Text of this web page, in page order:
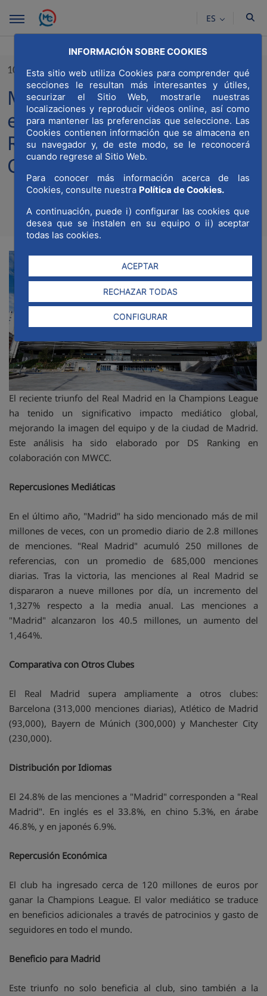
Saltar al contenido principal
INFORMACIÓN SOBRE COOKIES
Esta sitio web utiliza Cookies para comprender qué
secciones le resultan más interesantes y útiles,
securizar el Sitio Web, mostrarle nuestras
localizaciones y reproducir videos online, así como
para mantener las preferencias que seleccione. Las
Cookies contienen información que se almacena en
su navegador y, de este modo, se le reconocerá
cuando regrese al Sitio Web.
Para conocer más información acerca de las
Cookies, consulte nuestra Política de Cookies.
A continuación, puede i) configurar las cookies que
desea que se instalen en su equipo o ii) aceptar
todas las cookies.
ACEPTAR
RECHAZAR TODAS
CONFIGURAR
ES
10/06/2024
MWCC calcula el impacto
económico de la victoria del
Real Madrid en la
Champions League
Compartir en
Compartir en
Compartir
RSS
El reciente triunfo del Real Madrid en la Champions League
ha tenido un significativo impacto mediático global,
mejorando la imagen del equipo y de la ciudad de Madrid.
Este análisis ha sido elaborado por DS Ranking en
colaboración con MWCC.
Repercusiones Mediáticas
En el último año, "Madrid" ha sido mencionado más de mil
millones de veces, con un promedio diario de 2.8 millones
de menciones. "Real Madrid" acumuló 250 millones de
referencias, con un promedio de 685,000 menciones
diarias. Tras la victoria, las menciones al Real Madrid se
dispararon a nueve millones por día, un incremento del
1,327% respecto a la media anual. Las menciones a
"Madrid" alcanzaron los 40.5 millones, un aumento del
1,464%.
Comparativa con Otros Clubes
El Real Madrid supera ampliamente a otros clubes:
Barcelona (313,000 menciones diarias), Atlético de Madrid
(93,000), Bayern de Múnich (300,000) y Manchester City
(230,000).
Distribución por Idiomas
El 24.8% de las menciones a "Madrid" corresponden a "Real
Madrid". En inglés es el 33.8%, en chino 5.3%, en árabe
46.8%, y en japonés 6.9%.
Repercusión Económica
El club ha ingresado cerca de 120 millones de euros por
ganar la Champions League. El valor mediático se traduce
en beneficios adicionales a través de patrocinios y gasto de
seguidores en todo el mundo.
Beneficio para Madrid
Este triunfo no solo beneficia al club, sino también a la